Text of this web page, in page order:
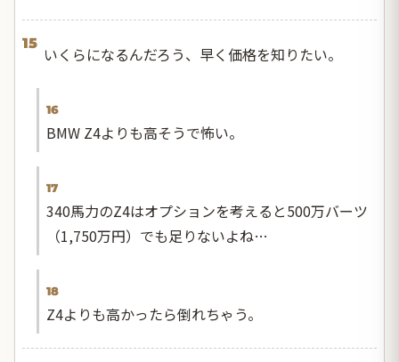
15
いくらになるんだろう、早く価格を知りたい。
16
BMW Z4よりも高そうで怖い。
17
340馬力のZ4はオプションを考えると500万バーツ
（1,750万円）でも足りないよね…
18
Z4よりも高かったら倒れちゃう。